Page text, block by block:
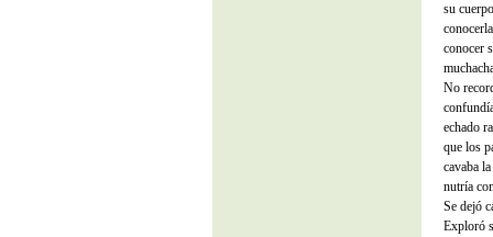
su
conocer
No
echado
que los
cavaba
nutría
Se dejó
Exploró